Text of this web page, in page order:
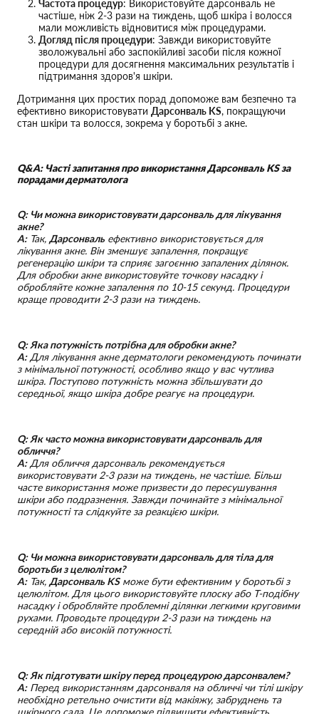
Частота процедур: Використовуйте дарсонваль не
частіше, ніж 2-3 рази на тиждень, щоб шкіра і волосся
мали можливість відновитися між процедурами.
Догляд після процедури: Завжди використовуйте
зволожувальні або заспокійливі засоби після кожної
процедури для досягнення максимальних результатів і
підтримання здоров'я шкіри.
Дотримання цих простих порад допоможе вам безпечно та
ефективно використовувати Дарсонваль KS, покращуючи
стан шкіри та волосся, зокрема у боротьбі з акне.
Q&A: Часті запитання про використання Дарсонваль KS за
порадами дерматолога
Q: Чи можна використовувати дарсонваль для лікування
акне?
A:Так, Дарсонваль ефективно використовується для
лікування акне. Він зменшує запалення, покращує
регенерацію шкіри та сприяє загоєнню запалених ділянок.
Для обробки акне використовуйте точкову насадку і
обробляйте кожне запалення по 10-15 секунд. Процедури
краще проводити 2-3 рази на тиждень.
Q: Яка потужність потрібна для обробки акне?
A:Для лікування акне дерматологи рекомендують починати
з мінімальної потужності, особливо якщо у вас чутлива
шкіра. Поступово потужність можна збільшувати до
середньої, якщо шкіра добре реагує на процедури.
Q: Як часто можна використовувати дарсонваль для
обличчя?
A:Для обличчя дарсонваль рекомендується
використовувати 2-3 рази на тиждень, не частіше. Більш
часте використання може призвести до пересушування
шкіри або подразнення. Завжди починайте з мінімальної
потужності та слідкуйте за реакцією шкіри.
Q: Чи можна використовувати дарсонваль для тіла для
боротьби з целюлітом?
A:Так, Дарсонваль KSможе бути ефективним у боротьбі з
целюлітом. Для цього використовуйте плоску або Т-подібну
насадку і обробляйте проблемні ділянки легкими круговими
рухами. Проводьте процедури 2-3 рази на тиждень на
середній або високій потужності.
Q: Як підготувати шкіру перед процедурою дарсонвалем?
A:Перед використанням дарсонваля на обличчі чи тілі шкіру
необхідно ретельно очистити від макіяжу, забруднень та
шкірного сала. Це допоможе підвищити ефективність